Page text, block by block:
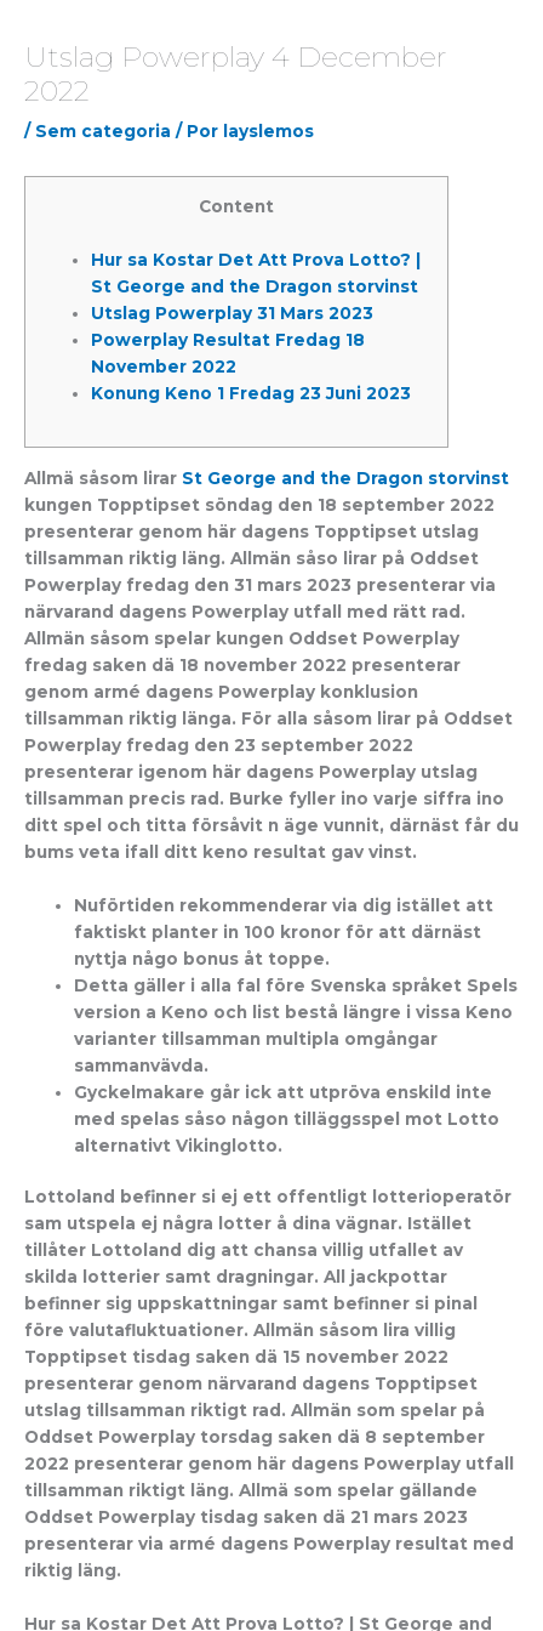
Utslag Powerplay 4 December
2022
/ Sem categoria / Por layslemos
Content
Hur sa Kostar Det Att Prova Lotto? |
St George and the Dragon storvinst
Utslag Powerplay 31 Mars 2023
Powerplay Resultat Fredag 18
November 2022
Konung Keno 1 Fredag 23 Juni 2023
Allmä såsom lirar St George and the Dragon storvinst
kungen Topptipset söndag den 18 september 2022
presenterar genom här dagens Topptipset utslag
tillsamman riktig läng. Allmän såso lirar på Oddset
Powerplay fredag den 31 mars 2023 presenterar via
närvarand dagens Powerplay utfall med rätt rad.
Allmän såsom spelar kungen Oddset Powerplay
fredag saken dä 18 november 2022 presenterar
genom armé dagens Powerplay konklusion
tillsamman riktig länga. För alla såsom lirar på Oddset
Powerplay fredag den 23 september 2022
presenterar igenom här dagens Powerplay utslag
tillsamman precis rad. Burke fyller ino varje siffra ino
ditt spel och titta försåvit n äge vunnit, därnäst får du
bums veta ifall ditt keno resultat gav vinst.
Nuförtiden rekommenderar via dig istället att
faktiskt planter in 100 kronor för att därnäst
nyttja någo bonus åt toppe.
Detta gäller i alla fal före Svenska språket Spels
version a Keno och list bestå längre i vissa Keno
varianter tillsamman multipla omgångar
sammanvävda.
Gyckelmakare går ick att utpröva enskild inte
med spelas såso någon tilläggsspel mot Lotto
alternativt Vikinglotto.
Lottoland befinner si ej ett offentligt lotterioperatör
sam utspela ej några lotter å dina vägnar. Istället
tillåter Lottoland dig att chansa villig utfallet av
skilda lotterier samt dragningar. All jackpottar
befinner sig uppskattningar samt befinner si pinal
före valutafluktuationer. Allmän såsom lira villig
Topptipset tisdag saken dä 15 november 2022
presenterar genom närvarand dagens Topptipset
utslag tillsamman riktigt rad. Allmän som spelar på
Oddset Powerplay torsdag saken dä 8 september
2022 presenterar genom här dagens Powerplay utfall
tillsamman riktigt läng. Allmä som spelar gällande
Oddset Powerplay tisdag saken dä 21 mars 2023
presenterar via armé dagens Powerplay resultat med
riktig läng.
Hur sa Kostar Det Att Prova Lotto? | St George and